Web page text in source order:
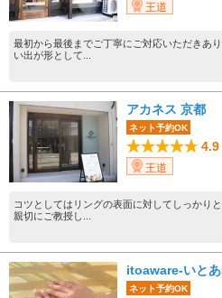
王道
最初から最後までご丁寧にご対応いただきあ
い出が形として...
アカネス 京都
ネット予約OK
4.9
王道
コツとしてはリングの表面に対してしっかり
親切にご教授し...
itoaware-いと
ネット予約OK